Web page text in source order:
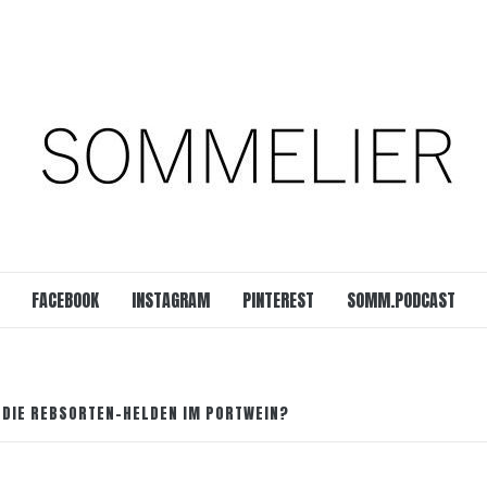
FACEBOOK INSTAGRAM PINTEREST SOMM.PODCAST
REBSORTEN-HELDEN IM PORTWEIN?